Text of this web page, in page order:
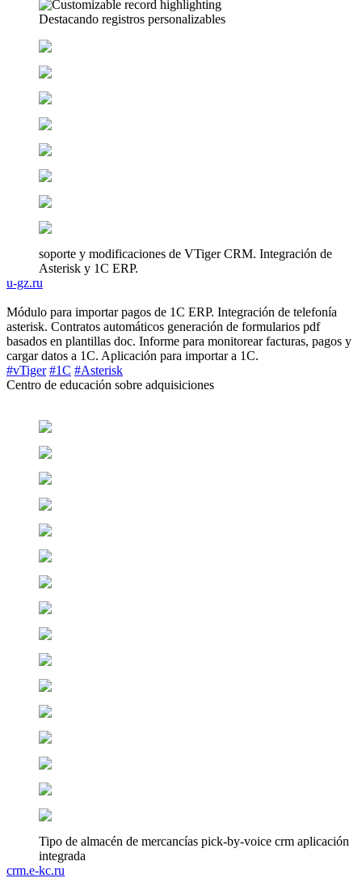
Destacando registros personalizables
soporte y modificaciones de VTiger CRM. Integración de
Asterisk y 1C ERP.
u-gz.ru
Módulo para importar pagos de 1C ERP. Integración de telefonía
asterisk. Contratos automáticos generación de formularios pdf
basados en plantillas doc. Informe para monitorear facturas, pagos y
cargar datos a 1C. Aplicación para importar a 1C.
#vTiger #1C #Asterisk
Centro de educación sobre adquisiciones
Tipo de almacén de mercancías pick-by-voice crm aplicación
integrada
crm.e-kc.ru